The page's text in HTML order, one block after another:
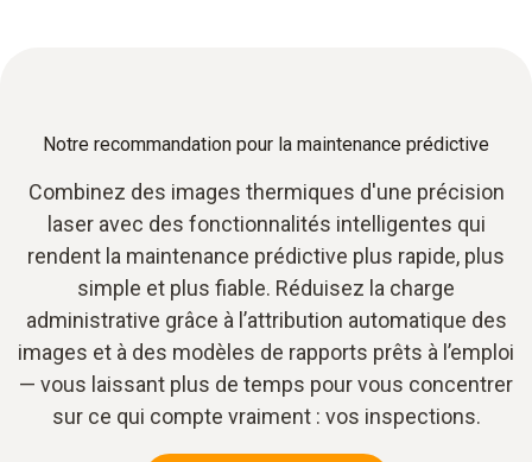
Notre recommandation pour la maintenance prédictive
Combinez des images thermiques d'une précision
laser avec des fonctionnalités intelligentes qui
rendent la maintenance prédictive plus rapide, plus
simple et plus fiable. Réduisez la charge
administrative grâce à l’attribution automatique des
images et à des modèles de rapports prêts à l’emploi
— vous laissant plus de temps pour vous concentrer
sur ce qui compte vraiment : vos inspections.